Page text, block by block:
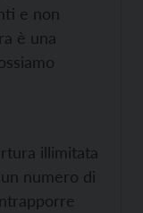
e non
è una
illimitata
numero di